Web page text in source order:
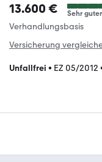
13.600 € Sehr
Verhandlungsbasis
Versicherung
Unfallfrei • EZ 05/2012